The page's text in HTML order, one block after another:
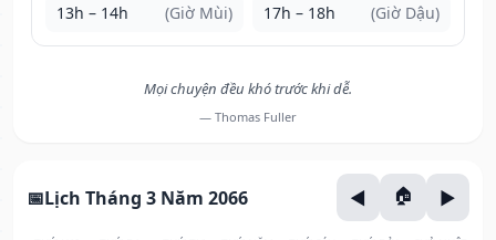
13h – 14h (Giờ Mùi) 17h – 18h (Giờ Dậu)
Mọi chuyện đều khó trước khi dễ.
— Thomas Fuller
Lịch Tháng 3 Năm 2066